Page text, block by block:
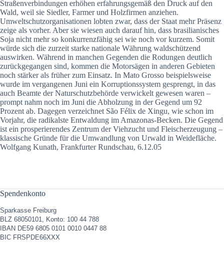
Straßenverbindungen erhöhen erfahrungsgemäß den Druck auf den
Wald, weil sie Siedler, Farmer und Holzfirmen anziehen.
Umweltschutzorganisationen lobten zwar, dass der Staat mehr Präsenz
zeige als vorher. Aber sie wiesen auch darauf hin, dass brasilianisches
Soja nicht mehr so konkurrenzfähig sei wie noch vor kurzem. Somit
würde sich die zurzeit starke nationale Währung waldschützend
auswirken. Während in manchen Gegenden die Rodungen deutlich
zurückgegangen sind, kommen die Motorsägen in anderen Gebieten
noch stärker als früher zum Einsatz. In Mato Grosso beispielsweise
wurde im vergangenen Juni ein Korruptionssystem gesprengt, in das
auch Beamte der Naturschutzbehörde verwickelt gewesen waren –
prompt nahm noch im Juni die Abholzung in der Gegend um 92
Prozent ab. Dagegen verzeichnet São Félix de Xingu, wie schon im
Vorjahr, die radikalste Entwaldung im Amazonas-Becken. Die Gegend
ist ein prosperierendes Zentrum der Viehzucht und Fleischerzeugung –
klassische Gründe für die Umwandlung von Urwald in Weidefläche.
Wolfgang Kunath, Frankfurter Rundschau, 6.12.05
Spendenkonto
Sparkasse Freiburg
BLZ 68050101, Konto: 100 44 788
IBAN DE59 6805 0101 0010 0447 88
BIC FRSPDE66XXX